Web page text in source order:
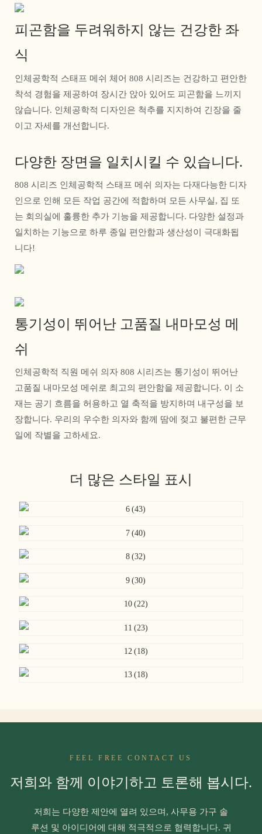
피곤함을 두려워하지 않는 건강한 좌
식
인체공학적 스태프 메쉬 체어 808 시리즈는 건강하고 편안한
착석 경험을 제공하여 장시간 앉아 있어도 피곤함을 느끼지
않습니다. 인체공학적 디자인은 척추를 지지하여 긴장을 줄
이고 자세를 개선합니다.
다양한 장면을 일치시킬 수 있습니다.
808 시리즈 인체공학적 스태프 메쉬 의자는 다재다능한 디자
인으로 인해 모든 작업 공간에 적합하며 모든 사무실, 집 또
는 회의실에 훌륭한 추가 기능을 제공합니다. 다양한 설정과
일치하는 기능으로 하루 종일 편안함과 생산성이 극대화됩
니다!
통기성이 뛰어난 고품질 내마모성 메
쉬
인체공학적 직원 메쉬 의자 808 시리즈는 통기성이 뛰어난
고품질 내마모성 메쉬로 최고의 편안함을 제공합니다. 이 소
재는 공기 흐름을 허용하고 열 축적을 방지하며 내구성을 보
장합니다. 우리의 우수한 의자와 함께 땀에 젖고 불편한 근무
일에 작별을 고하세요.
더 많은 스타일 표시
FEEL FREE CONTACT US
저희와 함께 이야기하고 토론해 봅시다.
저희는 다양한 제안에 열려 있으며, 사무용 가구 솔
루션 및 아이디어에 대해 적극적으로 협력합니다. 귀